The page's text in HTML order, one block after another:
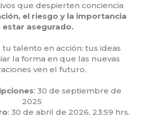
que despierten conciencia
el riesgo y la importancia
estar asegurado.
talento en acción: tus ideas
la forma en que las nuevas
ven el futuro.
: 30 de septiembre de
2025
: 30 de abril de 2026, 23:59 hrs.